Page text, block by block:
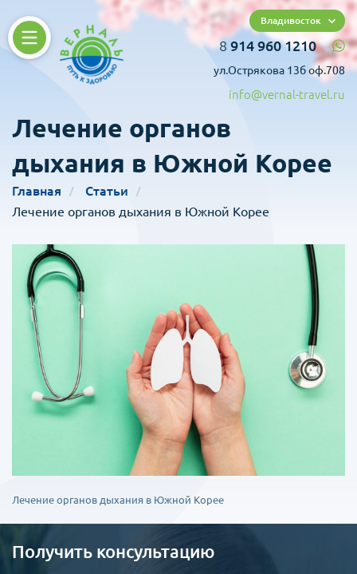
Владивосток
8 914 960 1210
ул.Острякова 13б оф.708
info@vernal-travel.ru
Лечение органов
дыхания в Южной Корее
Главная
Статьи
Лечение органов дыхания в Южной Корее
Лечение органов дыхания в Южной Корее
Получить консультацию